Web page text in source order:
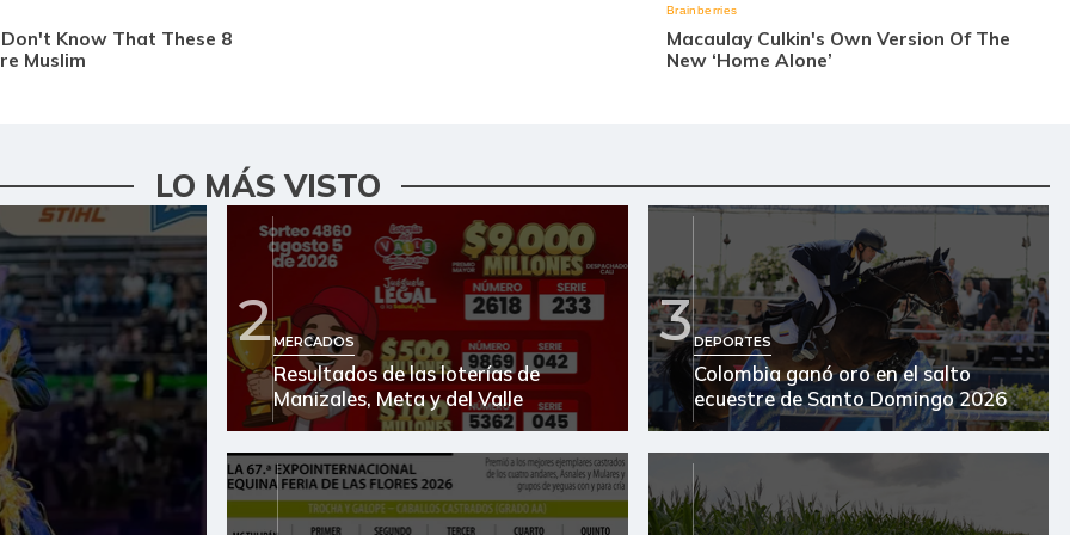
LO MÁS VISTO
2MERCADOS
Resultados de las loterías de
Manizales, Meta y del Valle
3DEPORTES
Colombia ganó oro en el salto
ecuestre de Santo Domingo 2026